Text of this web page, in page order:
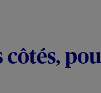
côtés,